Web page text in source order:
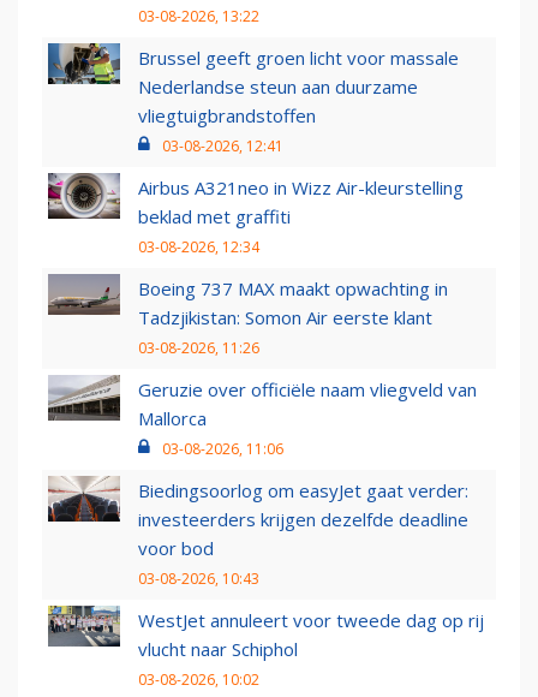
03-08-2026, 13:22
Brussel geeft groen licht voor massale
Nederlandse steun aan duurzame
vliegtuigbrandstoffen
03-08-2026, 12:41
Airbus A321neo in Wizz Air-kleurstelling
beklad met graffiti
03-08-2026, 12:34
Boeing 737 MAX maakt opwachting in
Tadzjikistan: Somon Air eerste klant
03-08-2026, 11:26
Geruzie over officiële naam vliegveld van
Mallorca
03-08-2026, 11:06
Biedingsoorlog om easyJet gaat verder:
investeerders krijgen dezelfde deadline
voor bod
03-08-2026, 10:43
WestJet annuleert voor tweede dag op rij
vlucht naar Schiphol
03-08-2026, 10:02